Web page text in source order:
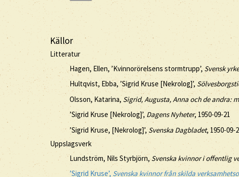
Källor
Litteratur
Hagen, Ellen, ’Kvinnorörelsens stormtrupp’,Svensk
Hultqvist, Ebba, ’Sigrid Kruse [Nekrolog]’,
Olsson, Katarina, Sigrid, Augusta, Anna och de andra:
’Sigrid Kruse [Nekrolog]’, Dagens Nyheter, 1950-09-21
’Sigrid Kruse, [Nekrolog]’,Svenska Dagbladet, 1950-09-
Uppslagsverk
Lundström, Nils Styrbjörn,Svenska kvinnor i offentlig
’Sigrid Kruse’, Svenska kvinnor från skilda